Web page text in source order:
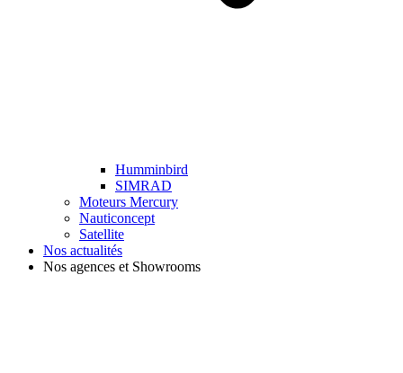
Humminbird
SIMRAD
Moteurs Mercury
Nauticoncept
Satellite
Nos actualités
Nos agences et Showrooms